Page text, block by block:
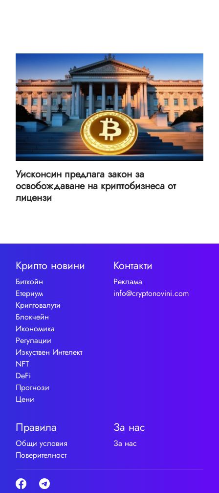
Уисконсин предлага закон за
освобождаване на криптобизнеса от
лицензи
Крипто новини
Биткойн
Етериум
Криптовалути
Блокчейн
Икономика
Регулации
Изкуствен Интелект
NFT
DeFi
Прогнози
Цени
Контакти
Реклама
info@cryptonovini.com
Правила
Общи условия
Поверителност
За нас
За нас